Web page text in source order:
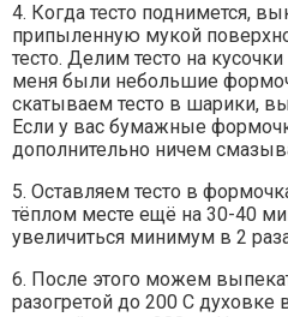
4. Когда тесто поднимется,
припыленную мукой
тесто. Делим тесто на
меня были небольшие
скатываем тесто в шарики,
Если у вас бумажные
дополнительно ничем
5. Оставляем тесто в
тёплом месте ещё на 30-40
увеличиться минимум в 2
6. После этого можем
разогретой до 200 С духовке